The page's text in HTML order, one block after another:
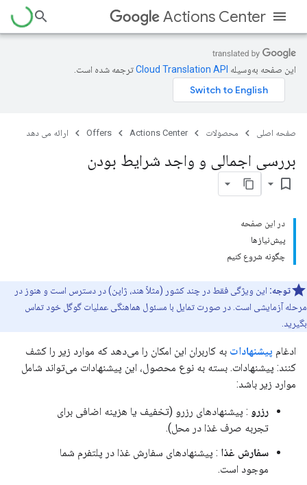
Actions Center
این صفحه به‌وسیله ترجمه شده است.
صفحه اصلی محصولات Actions Center
Offers ارائه می دهد
بررسی اجمالی و واجد شرایط بودن
bookmark_border
در این صفحه
پیش‌نیازها
چگونه شروع کنیم
توجه: این ویژگی فقط در چند کشور (مثلاً هند، ژاپن) در دسترس است و هنوز در
مرحله آزمایشی است. در صورت تمایل با مسئول هماهنگی عملیات گوگل خود تماس
بگیرید.
ادغام پیشنهادات به کاربران این امکان را می‌دهد که موارد زیر را کشف
کنند: پیشنهادات. بسته به نوع محصول، این پیشنهادات می‌تواند شامل
موارد زیر باشد:
رزرو : پیشنهادهای رزرو (تخفیف یا هزینه اضافی برای
تجربه صرف غذا در محل).
سفارش غذا : پیشنهادهای سفارش غذا در پلتفرم شما
موجود است.